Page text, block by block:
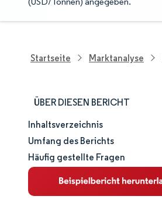
Startseite Marktanalyse
ÜBER DIESEN BERICHT
Marktgröße und -anteil
Marktanalyse
Trends und Einblicke
Inhaltsverzeichnis
Umfang des Berichts
Häufig gestellte Fragen